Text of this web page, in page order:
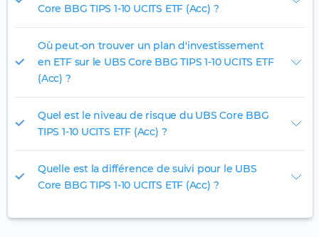
Core BBG TIPS 1-10 UCITS ETF (Acc) ?
Où peut-on trouver un plan d'investissement
en ETF sur le UBS Core BBG TIPS 1-10 UCITS ETF
(Acc) ?
Quel est le niveau de risque du UBS Core BBG
TIPS 1-10 UCITS ETF (Acc) ?
Quelle est la différence de suivi pour le UBS
Core BBG TIPS 1-10 UCITS ETF (Acc) ?